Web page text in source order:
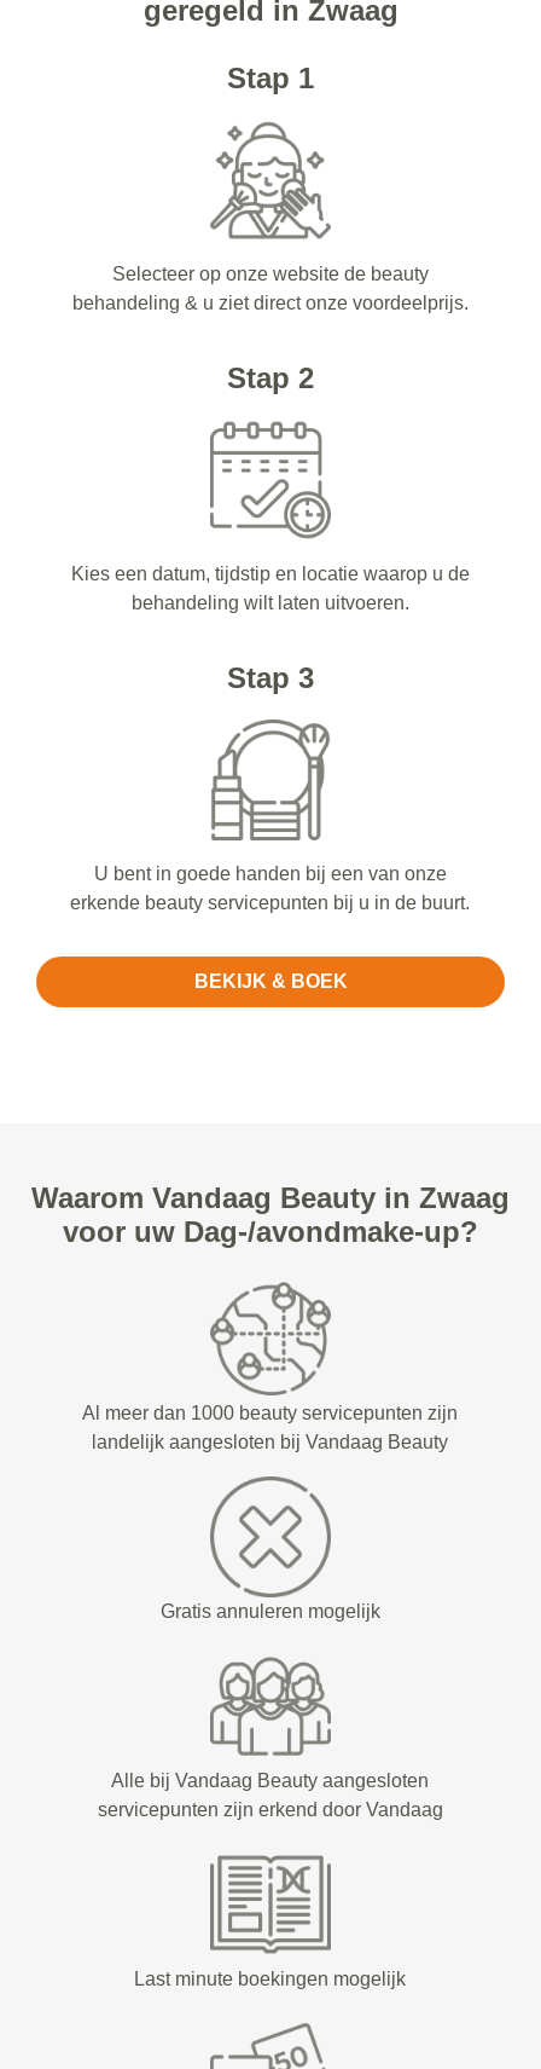
geregeld in Zwaag
Stap 1
Selecteer op onze website de beauty
behandeling & u ziet direct onze voordeelprijs.
Stap 2
Kies een datum, tijdstip en locatie waarop u de
behandeling wilt laten uitvoeren.
Stap 3
U bent in goede handen bij een van onze
erkende beauty servicepunten bij u in de buurt.
BEKIJK & BOEK
Waarom Vandaag Beauty in Zwaag
voor uw Dag-/avondmake-up?
Al meer dan 1000 beauty servicepunten zijn
landelijk aangesloten bij Vandaag Beauty
Gratis annuleren mogelijk
Alle bij Vandaag Beauty aangesloten
servicepunten zijn erkend door Vandaag
Last minute boekingen mogelijk